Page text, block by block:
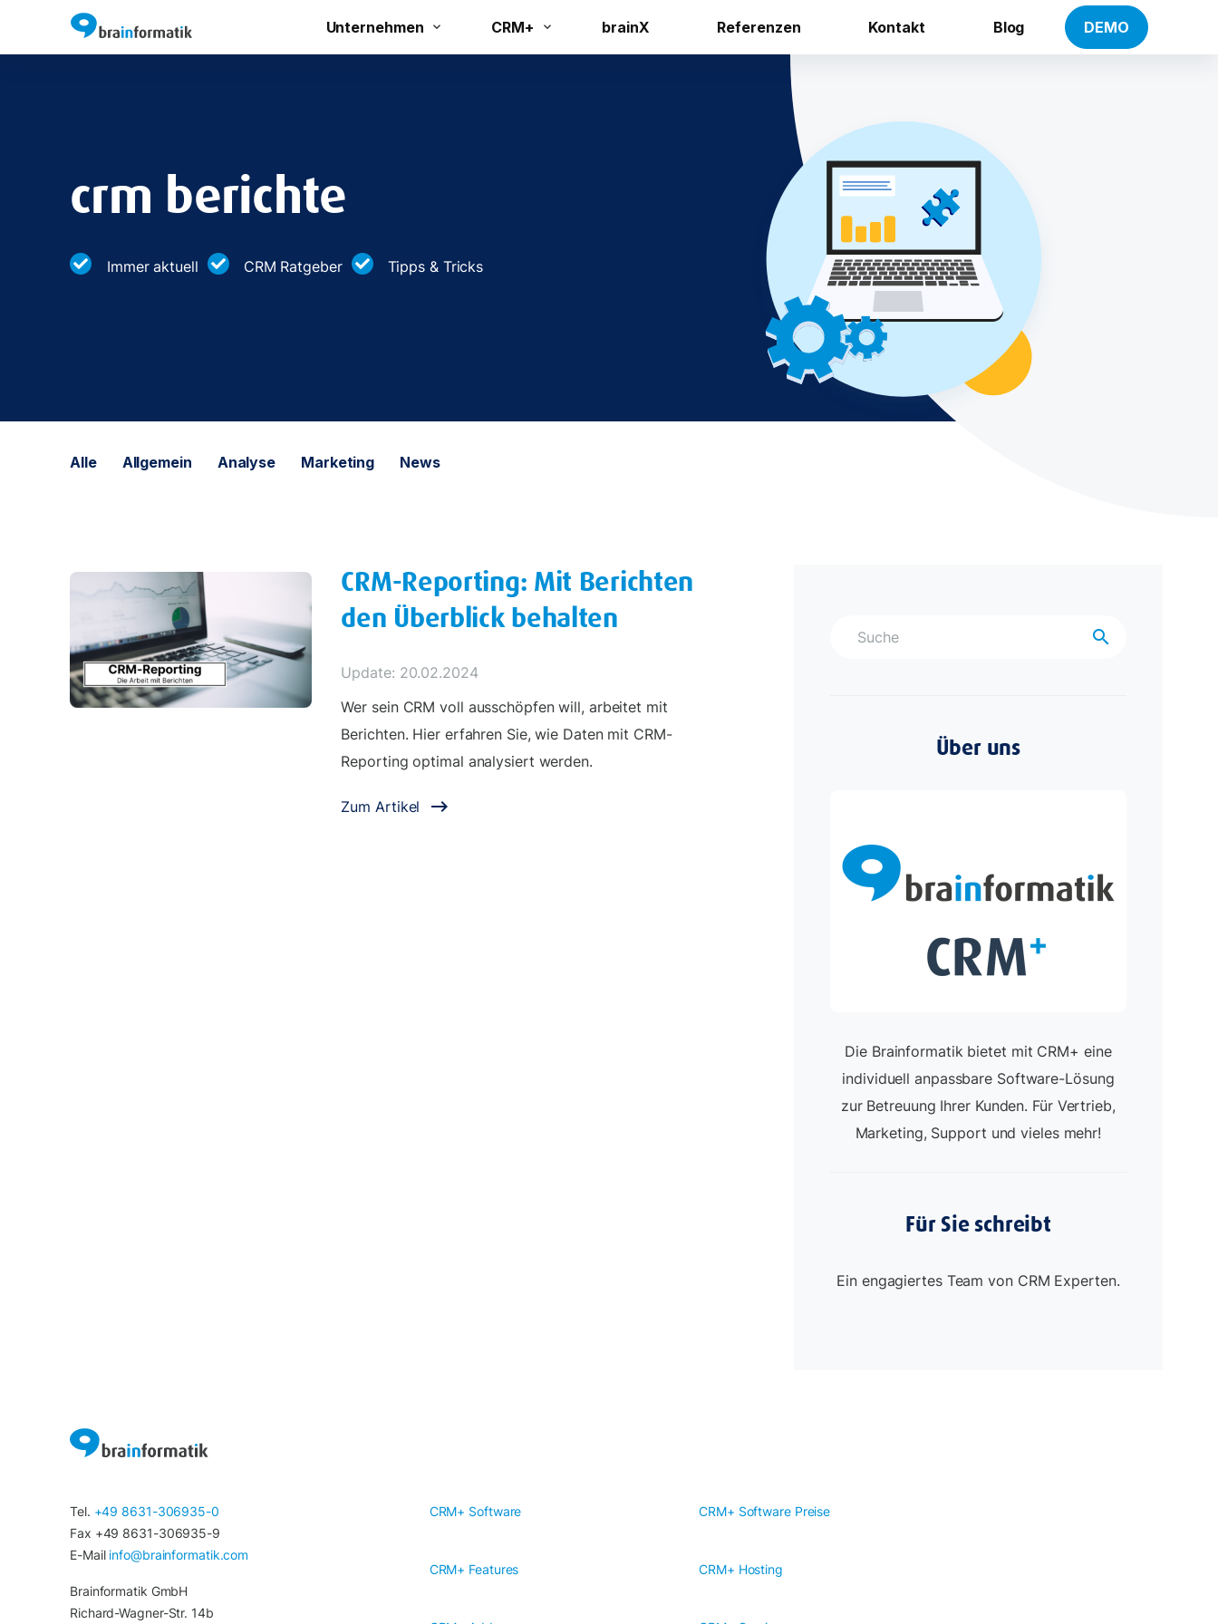
Unternehmen CRM+ brainX Referenzen Kontakt Blog DEMO
crm berichte
Immer aktuell CRM Ratgeber Tipps & Tricks
Alle Allgemein Analyse Marketing News
CRM-Reporting: Mit Berichten
den Überblick behalten
Update: 20.02.2024
Wer sein CRM voll ausschöpfen will, arbeitet mit
Berichten. Hier erfahren Sie, wie Daten mit CRM-
Reporting optimal analysiert werden.
Zum Artikel
search
Über uns
Die Brainformatik bietet mit CRM+ eine
individuell anpassbare Software-Lösung
zur Betreuung Ihrer Kunden. Für Vertrieb,
Marketing, Support und vieles mehr!
Für Sie schreibt
Ein engagiertes Team von CRM Experten.
Tel. +49 8631-306935-0
Fax +49 8631-306935-9
E-Mail info@brainformatik.com
Brainformatik GmbH
Richard-Wagner-Str. 14b
CRM+ Software CRM+ Software Preise
CRM+ Features CRM+ Hosting